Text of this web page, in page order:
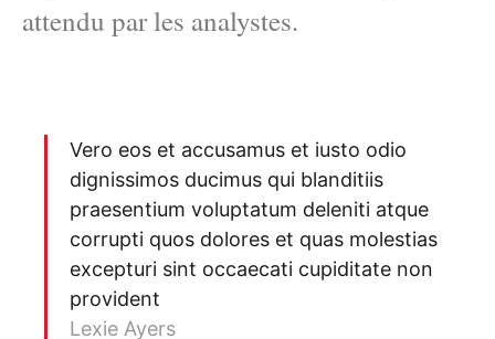
attendu par les analystes.
Vero eos et accusamus et iusto odio
dignissimos ducimus qui blanditiis
praesentium voluptatum deleniti atque
corrupti quos dolores et quas molestias
excepturi sint occaecati cupiditate non
provident
Lexie Ayers